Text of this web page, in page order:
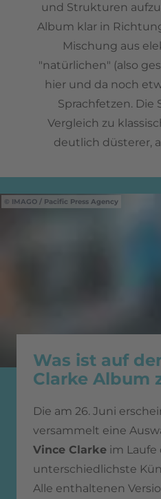
und Strukturen
Album klar in
Mischung aus
"natürlichen" (also
hier und da noch
Sprachfetzen.
Vergleich zu
deutlich düsterer,
IMAGO / Pacific Press Agency
Was ist auf
Clarke Album
Die am 26. Juni
versammelt eine
Vince Clarke im Laufe
unterschiedlichste
Alle enthaltenen